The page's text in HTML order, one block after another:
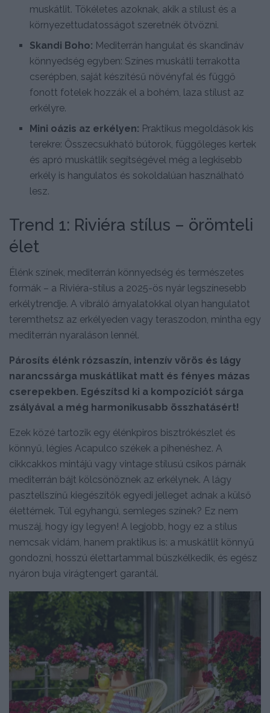
muskátlit. Tökéletes azoknak, akik a stílust és a
környezettudatosságot szeretnék ötvözni.
Skandi Boho: Mediterrán hangulat és skandináv
könnyedség egyben: Színes muskátli terrakotta
cserépben, saját készítésű növényfal és függő
fonott fotelek hozzák el a bohém, laza stílust az
erkélyre.
Mini oázis az erkélyen: Praktikus megoldások kis
terekre: Összecsukható bútorok, függőleges kertek
és apró muskátlik segítségével még a legkisebb
erkély is hangulatos és sokoldalúan használható
lesz.
Trend 1: Riviéra stílus – örömteli
élet
Élénk színek, mediterrán könnyedség és természetes
formák – a Riviéra-stílus a 2025-ös nyár legszínesebb
erkélytrendje. A vibráló árnyalatokkal olyan hangulatot
teremthetsz az erkélyeden vagy teraszodon, mintha egy
mediterrán nyaraláson lennél.
Párosíts élénk rózsaszín, intenzív vörös és lágy
narancssárga muskátlikat matt és fényes mázas
cserepekben. Egészítsd ki a kompozíciót sárga
zsályával a még harmonikusabb összhatásért!
Ezek közé tartozik egy élénkpiros bisztrókészlet és
könnyű, légies Acapulco székek a pihenéshez. A
cikkcakkos mintájú vagy vintage stílusú csíkos párnák
mediterrán bájt kölcsönöznek az erkélynek. A lágy
pasztellszínű kiegészítők egyedi jelleget adnak a külső
élettérnek. Túl egyhangú, semleges színek? Ez nem
muszáj, hogy így legyen! A legjobb, hogy ez a stílus
nemcsak vidám, hanem praktikus is: a muskátlit könnyű
gondozni, hosszú élettartammal büszkélkedik, és egész
nyáron buja virágtengert garantál.